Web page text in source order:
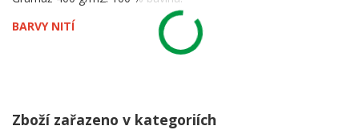
BARVY NITÍ
Zboží zařazeno v kategoriích